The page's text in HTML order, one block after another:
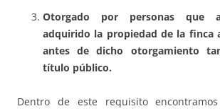
Otorgado por personas que
adquirido la propiedad de la finca
antes de dicho otorgamiento
título público.
Dentro de este requisito